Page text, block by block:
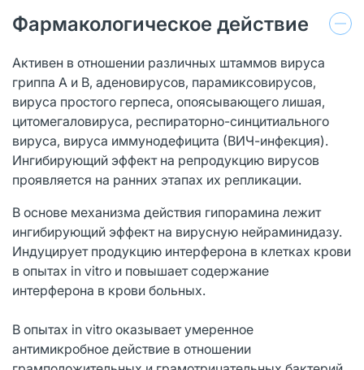
Фармакологическое действие
Активен в отношении различных штаммов вируса
гриппа A и B, аденовирусов, парамиксовирусов,
вируса простого герпеса, опоясывающего лишая,
цитомегаловируса, респираторно-синцитиального
вируса, вируса иммунодефицита (ВИЧ-инфекция).
Ингибирующий эффект на репродукцию вирусов
проявляется на ранних этапах их репликации.
В основе механизма действия гипорамина лежит
ингибирующий эффект на вирусную нейраминидазу.
Индуцирует продукцию интерферона в клетках крови
в опытах in vitro и повышает содержание
интерферона в крови больных.
В опытах in vitro оказывает умеренное
антимикробное действие в отношении